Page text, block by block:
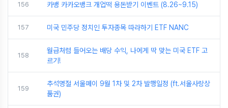
156 카뱅 카카오뱅크 개업떡 용돈받기 이벤트 (8.26~9.15)
157 미국 민주당 정치인 투자종목 따라하기 ETF NANC
158
월급처럼 들어오는 배당 수익, 나에게 딱 맞는 미국 ETF 고
르기!
159
추석명절 서울페이 9월 1차 및 2차 발행일정 (ft.서울사랑상
품권)